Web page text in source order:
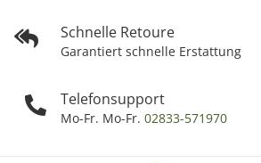
Schnelle Retoure
Garantiert schnelle Erstattung
Telefonsupport
Mo-Fr. Mo-Fr. 02833-571970